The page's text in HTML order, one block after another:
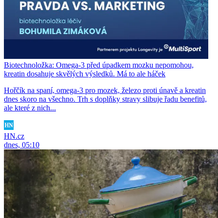
Biotechnoložka: Omega-3 před úpadkem mozku nepomohou,
kreatin dosahuje skvělých výsledků. Má to ale háček
Hořčík na spaní, omega-3 pro mozek, železo proti únavě a kreatin
dnes skoro na všechno. Trh s doplňky stravy slibuje řadu benefitů,
ale které z nich...
HN.cz
dnes, 05:10